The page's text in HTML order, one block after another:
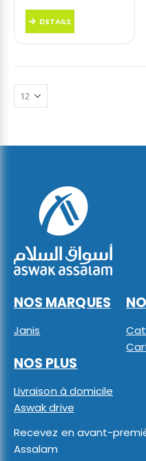
DETAILS
NOS MARQUES
Janis
NOS PLUS
Livraison à domicile
Aswak drive
Recevez en avant-
Assalam